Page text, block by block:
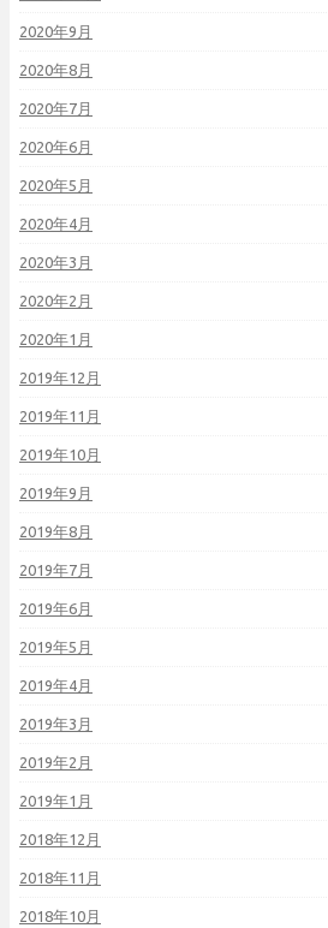
2020年9月
2020年8月
2020年7月
2020年6月
2020年5月
2020年4月
2020年3月
2020年2月
2020年1月
2019年12月
2019年11月
2019年10月
2019年9月
2019年8月
2019年7月
2019年6月
2019年5月
2019年4月
2019年3月
2019年2月
2019年1月
2018年12月
2018年11月
2018年10月